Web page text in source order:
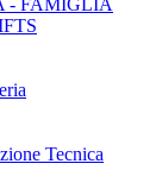
- FAMIGLIA
Tecnica